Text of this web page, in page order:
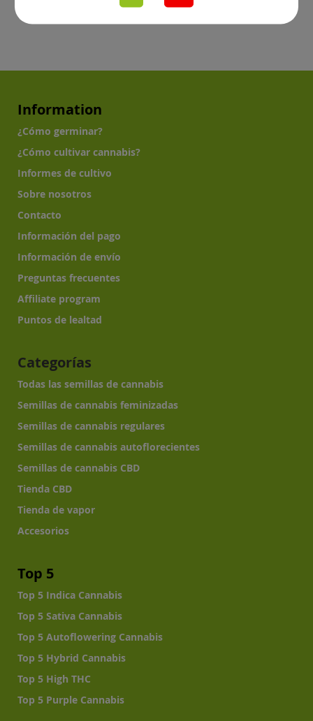
Information
¿Cómo germinar?
¿Cómo cultivar cannabis?
Informes de cultivo
Sobre nosotros
Contacto
Información del pago
Información de envío
Preguntas frecuentes
Affiliate program
Puntos de lealtad
Categorías
Todas las semillas de cannabis
Semillas de cannabis feminizadas
Semillas de cannabis regulares
Semillas de cannabis autoflorecientes
Semillas de cannabis CBD
Tienda CBD
Tienda de vapor
Accesorios
Top 5
Top 5 Indica Cannabis
Top 5 Sativa Cannabis
Top 5 Autoflowering Cannabis
Top 5 Hybrid Cannabis
Top 5 High THC
Top 5 Purple Cannabis